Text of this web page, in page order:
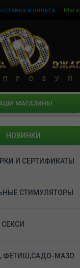
и оплата
МАГАЗИНЫ
НОВИНКИ
И СЕРТИФИКАТЫ
СТИМУЛЯТОРЫ
ФЕТИШ,САДО-МАЗО